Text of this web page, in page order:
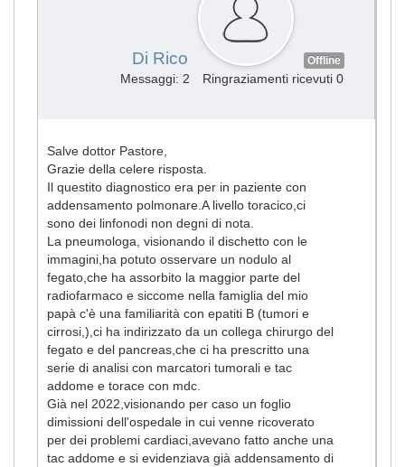
Di Rico Offline
Messaggi: 2 Ringraziamenti ricevuti 0
Salve dottor Pastore,
Grazie della celere risposta.
Il questito diagnostico era per in paziente con
addensamento polmonare.A livello toracico,ci
sono dei linfonodi non degni di nota.
La pneumologa, visionando il dischetto con le
immagini,ha potuto osservare un nodulo al
fegato,che ha assorbito la maggior parte del
radiofarmaco e siccome nella famiglia del mio
papà c'è una familiarità con epatiti B (tumori e
cirrosi,),ci ha indirizzato da un collega chirurgo del
fegato e del pancreas,che ci ha prescritto una
serie di analisi con marcatori tumorali e tac
addome e torace con mdc.
Già nel 2022,visionando per caso un foglio
dimissioni dell'ospedale in cui venne ricoverato
per dei problemi cardiaci,avevano fatto anche una
tac addome e si evidenziava già addensamento di